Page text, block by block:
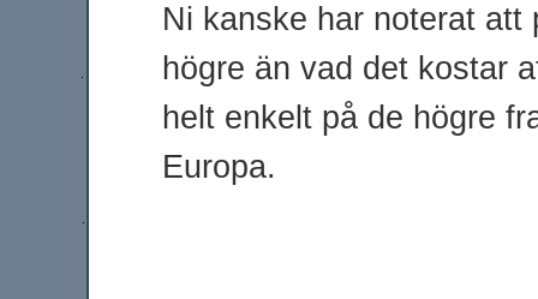
Ni kanske har noterat att
högre än vad det kostar
helt enkelt på de högre
Europa.